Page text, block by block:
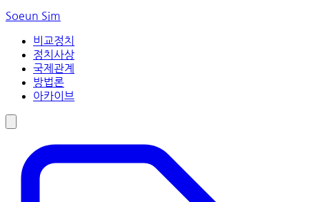
Soeun Sim
비교정치
정치사상
국제관계
방법론
아카이브